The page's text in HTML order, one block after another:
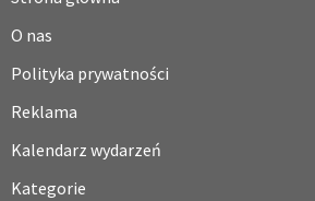
O nas
Polityka prywatności
Reklama
Kalendarz wydarzeń
Kategorie